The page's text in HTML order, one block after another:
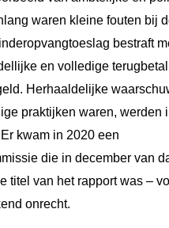
waren kleine fouten bij
bestraft
en volledige
Herhaaldelijke
praktijken waren, werden
kwam in 2020 een
die in december van
titel van het rapport was –
onrecht.